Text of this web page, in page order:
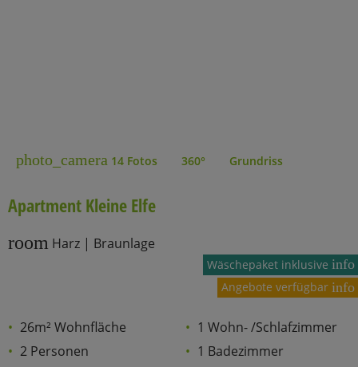
photo_camera 14 Fotos 360° Grundriss
Apartment Kleine Elfe
room Harz | Braunlage
Wäschepaket inklusiveinfo
Angebote verfügbar info
26m² Wohnfläche
2 Personen
1 Wohn- /Schlafzimmer
1 Badezimmer